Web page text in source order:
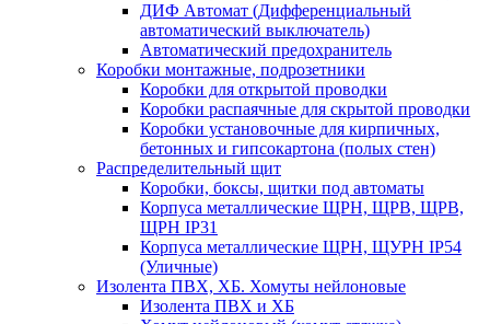
ДИФ Автомат (Дифференциальный
автоматический выключатель)
Автоматический предохранитель
Коробки монтажные, подрозетники
Коробки для открытой проводки
Коробки распаячные для скрытой проводки
Коробки установочные для кирпичных,
бетонных и гипсокартона (полых стен)
Распределительный щит
Коробки, боксы, щитки под автоматы
Корпуса металлические ЩРН, ЩРВ, ЩРВ,
ЩРН IP31
Корпуса металлические ЩРН, ЩУРН IP54
(Уличные)
Изолента ПВХ, ХБ. Хомуты нейлоновые
Изолента ПВХ и ХБ